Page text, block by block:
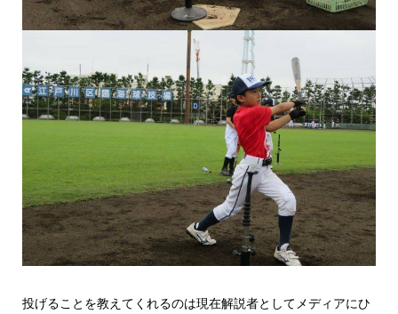
投げることを教えてくれるのは現在解説者としてメディアにひ